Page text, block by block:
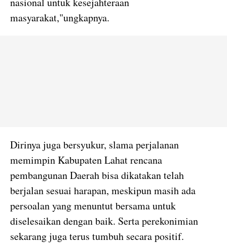
masyarakat,"ungkapnya.
Dirinya juga bersyukur, slama perjalanan
memimpin Kabupaten Lahat rencana
pembangunan Daerah bisa dikatakan telah
berjalan sesuai harapan, meskipun masih ada
persoalan yang menuntut bersama untuk
diselesaikan dengan baik. Serta perekonimian
sekarang juga terus tumbuh secara positif.